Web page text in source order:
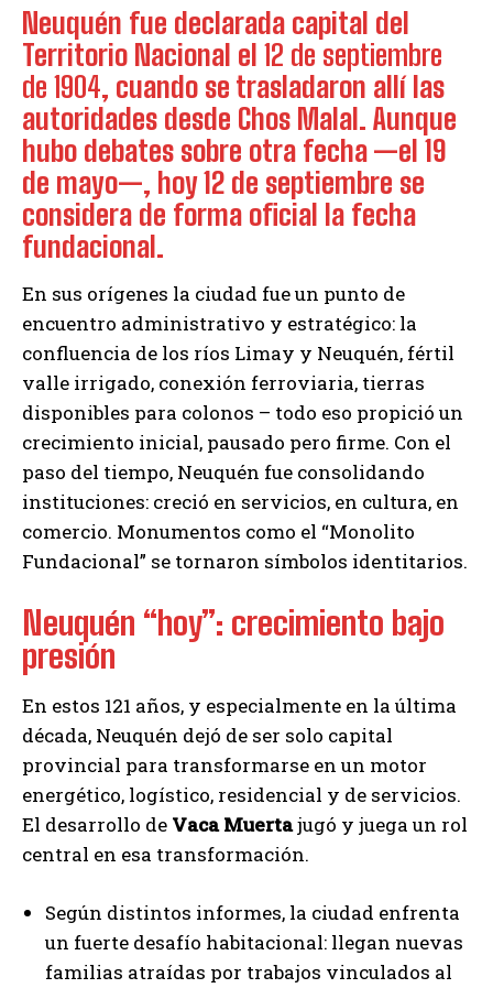
Neuquén fue declarada capital del
Territorio Nacional el 12 de septiembre
de 1904, cuando se trasladaron allí las
autoridades desde Chos Malal. Aunque
hubo debates sobre otra fecha —el 19
de mayo—, hoy 12 de septiembre se
considera de forma oficial la fecha
fundacional.
En sus orígenes la ciudad fue un punto de
encuentro administrativo y estratégico: la
confluencia de los ríos Limay y Neuquén, fértil
valle irrigado, conexión ferroviaria, tierras
disponibles para colonos – todo eso propició un
crecimiento inicial, pausado pero firme. Con el
paso del tiempo, Neuquén fue consolidando
instituciones: creció en servicios, en cultura, en
comercio. Monumentos como el “Monolito
Fundacional” se tornaron símbolos identitarios.
Neuquén “hoy”: crecimiento bajo
presión
En estos 121 años, y especialmente en la última
década, Neuquén dejó de ser solo capital
provincial para transformarse en un motor
energético, logístico, residencial y de servicios.
El desarrollo de Vaca Muertajugó y juega un rol
central en esa transformación.
Según distintos informes, la ciudad enfrenta
un fuerte desafío habitacional: llegan nuevas
familias atraídas por trabajos vinculados al